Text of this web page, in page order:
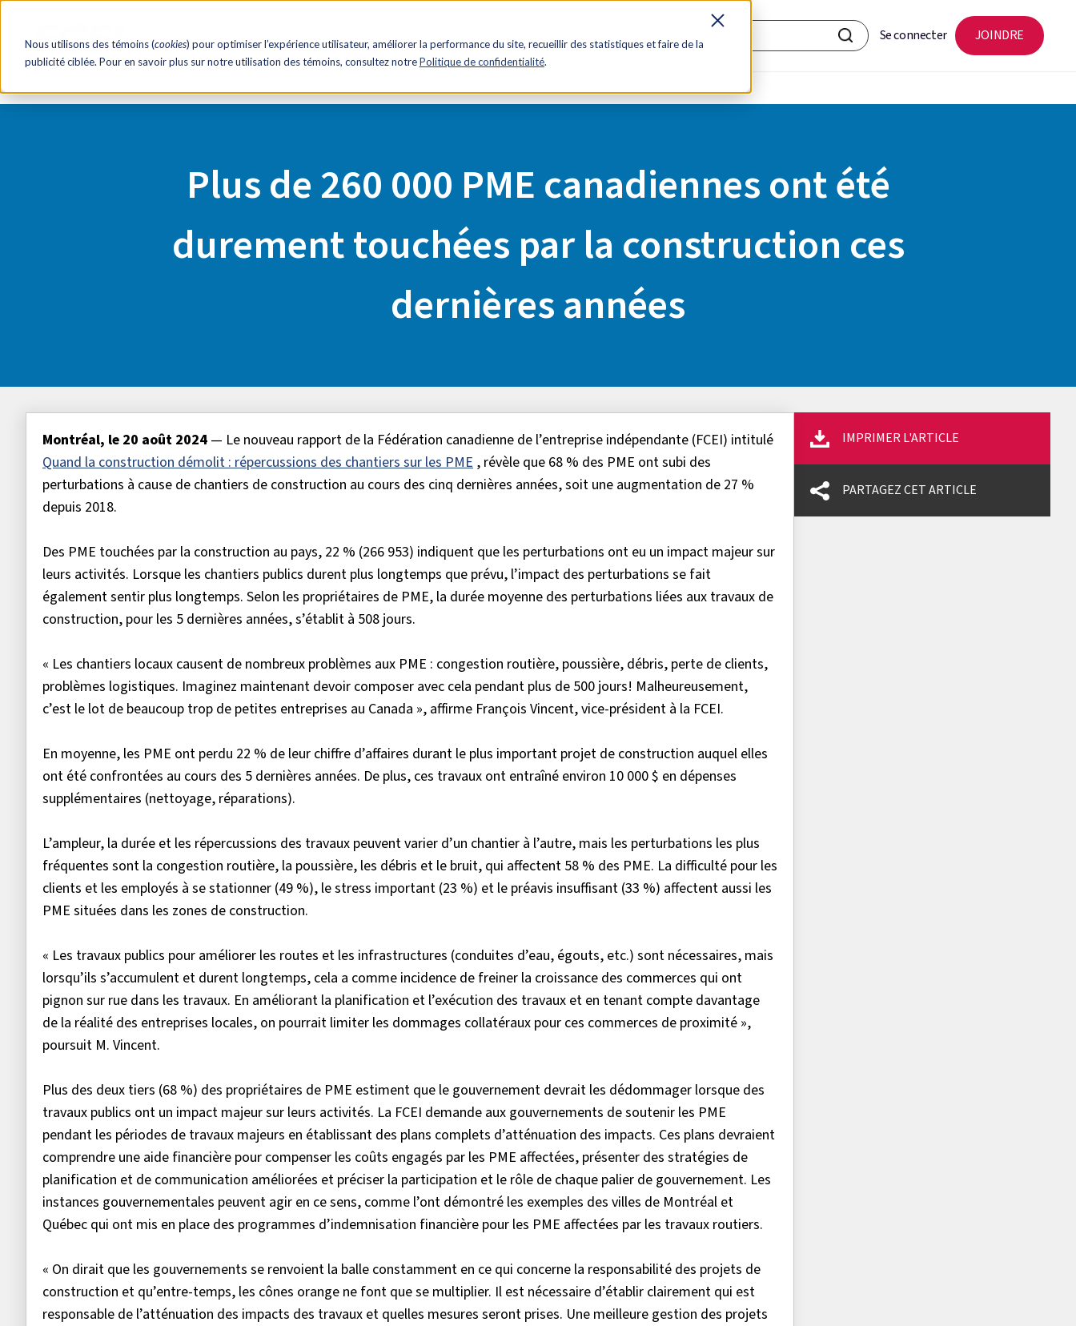
Nous utilisons des témoins (cookies) pour optimiser l’expérience utilisateur, améliorer la performance du site, recueillir des statistiques et faire de la
publicité ciblée. Pour en savoir plus sur notre utilisation des témoins, consultez notrePolitique de confidentialité.
Se connecter JOINDRE
Plus de 260 000 PME canadiennes ont été
durement touchées par la construction ces
dernières années
Montréal, le 20 août 2024 — Le nouveau rapport de la Fédération canadienne de l’entreprise indépendante (FCEI) intitulé
Quand la construction démolit : répercussions des chantiers sur les PME , révèle que 68 % des PME ont subi des
perturbations à cause de chantiers de construction au cours des cinq dernières années, soit une augmentation de 27 %
depuis 2018.
Des PME touchées par la construction au pays, 22 % (266 953) indiquent que les perturbations ont eu un impact majeur sur
leurs activités. Lorsque les chantiers publics durent plus longtemps que prévu, l’impact des perturbations se fait
également sentir plus longtemps. Selon les propriétaires de PME, la durée moyenne des perturbations liées aux travaux de
construction, pour les 5 dernières années, s’établit à 508 jours.
« Les chantiers locaux causent de nombreux problèmes aux PME : congestion routière, poussière, débris, perte de clients,
problèmes logistiques. Imaginez maintenant devoir composer avec cela pendant plus de 500 jours! Malheureusement,
c’est le lot de beaucoup trop de petites entreprises au Canada », affirme François Vincent, vice-président à la FCEI.
En moyenne, les PME ont perdu 22 % de leur chiffre d’affaires durant le plus important projet de construction auquel elles
ont été confrontées au cours des 5 dernières années. De plus, ces travaux ont entraîné environ 10 000 $ en dépenses
supplémentaires (nettoyage, réparations).
L’ampleur, la durée et les répercussions des travaux peuvent varier d’un chantier à l’autre, mais les perturbations les plus
fréquentes sont la congestion routière, la poussière, les débris et le bruit, qui affectent 58 % des PME. La difficulté pour les
clients et les employés à se stationner (49 %), le stress important (23 %) et le préavis insuffisant (33 %) affectent aussi les
PME situées dans les zones de construction.
« Les travaux publics pour améliorer les routes et les infrastructures (conduites d’eau, égouts, etc.) sont nécessaires, mais
lorsqu’ils s’accumulent et durent longtemps, cela a comme incidence de freiner la croissance des commerces qui ont
pignon sur rue dans les travaux. En améliorant la planification et l’exécution des travaux et en tenant compte davantage
de la réalité des entreprises locales, on pourrait limiter les dommages collatéraux pour ces commerces de proximité »,
poursuit M. Vincent.
Plus des deux tiers (68 %) des propriétaires de PME estiment que le gouvernement devrait les dédommager lorsque des
travaux publics ont un impact majeur sur leurs activités. La FCEI demande aux gouvernements de soutenir les PME
pendant les périodes de travaux majeurs en établissant des plans complets d’atténuation des impacts. Ces plans devraient
comprendre une aide financière pour compenser les coûts engagés par les PME affectées, présenter des stratégies de
planification et de communication améliorées et préciser la participation et le rôle de chaque palier de gouvernement. Les
instances gouvernementales peuvent agir en ce sens, comme l’ont démontré les exemples des villes de Montréal et
Québec qui ont mis en place des programmes d’indemnisation financière pour les PME affectées par les travaux routiers.
« On dirait que les gouvernements se renvoient la balle constamment en ce qui concerne la responsabilité des projets de
construction et qu’entre-temps, les cônes orange ne font que se multiplier. Il est nécessaire d’établir clairement qui est
responsable de l’atténuation des impacts des travaux et quelles mesures seront prises. Une meilleure gestion des projets
IMPRIMER L'ARTICLE
PARTAGEZ CET ARTICLE